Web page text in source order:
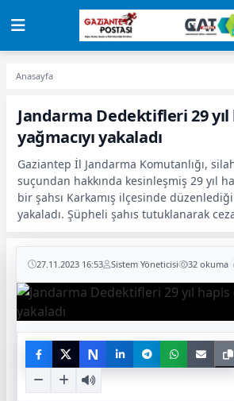
Anasayfa
Jandarma Dedektifleri 29 yıl
yağmacıyı yakaladı
Gaziantep İl Jandarma Komutanlığı,
suçundan hakkında kesinleşmiş 29 yıl
bir şahsı Karkamış ilçesinde
yakaladı. Şüpheli şahıs tutuklanarak
27.11.2023 16:53 Sistem Yöneticisi 32 okuma
N